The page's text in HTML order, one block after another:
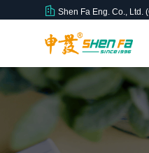
Shen Fa Eng. Co., Ltd.